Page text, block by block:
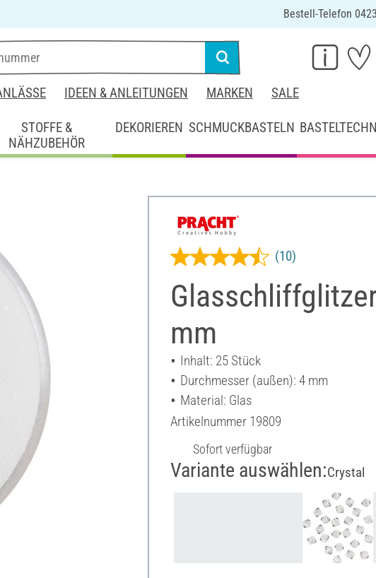
Bestell-Telefon
IDEEN & ANLEITUNGEN MARKEN SALE
STOFFE &
NÄHZUBEHÖR
DEKORIEREN SCHMUCKBASTELN
mm
(10)
Inhalt: 25 Stück
Durchmesser (außen): 4 mm
Material: Glas
Artikelnummer 19809
Sofort verfügbar
Variante auswählen:Crystal